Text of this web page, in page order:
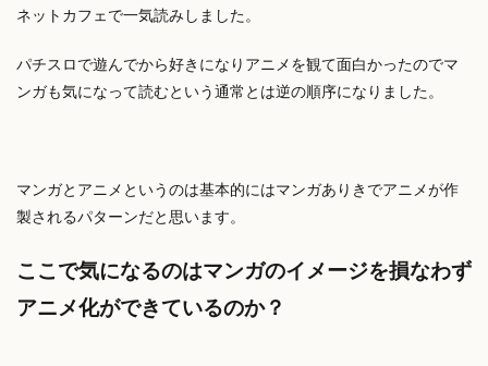
ネットカフェで一気読みしました。
パチスロで遊んでから好きになりアニメを観て面白かったのでマ
ンガも気になって読むという通常とは逆の順序になりました。
マンガとアニメというのは基本的にはマンガありきでアニメが作
製されるパターンだと思います。
ここで気になるのはマンガのイメージを損なわず
アニメ化ができているのか？